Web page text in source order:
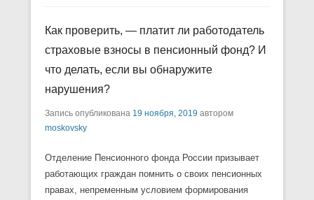
Как проверить, — платит ли работодатель
страховые взносы в пенсионный фонд? И
что делать, если вы обнаружите
нарушения?
Запись опубликована 19 ноября, 2019 автором
moskovsky
Отделение Пенсионного фонда России призывает
работающих граждан помнить о своих пенсионных
правах, непременным условием формирования